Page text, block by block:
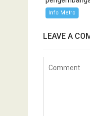
Info Metro
LEAVE A